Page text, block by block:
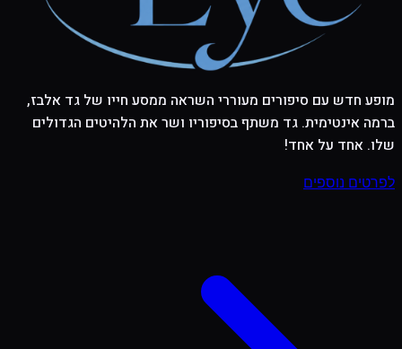
מופע חדש עם סיפורים מעוררי השראה ממסע חייו של גד אלבז,
ברמה אינטימית. גד משתף בסיפוריו ושר את הלהיטים הגדולים
שלו. אחד על אחד!
לפרטים נוספים